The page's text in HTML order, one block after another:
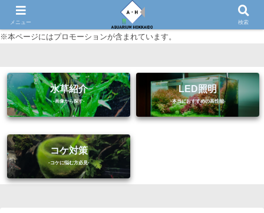
初心者に優しいアクアリウム（熱帯魚・水草等）情報サイト
※本ページにはプロモーションが含まれています。
水草紹介 LED照明
コケ対策
メニュー 検索